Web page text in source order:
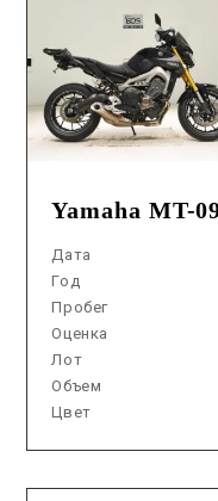
Yamaha MT-
Дата
Год
Пробег
Оценка
Лот
Объем
Цвет